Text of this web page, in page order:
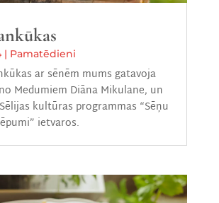
| Pamatēdieni
ar sēnēm mums gatavoja
Medumiem Diāna Mikulane, un
kultūras programmas “Sēņu
ietvaros.